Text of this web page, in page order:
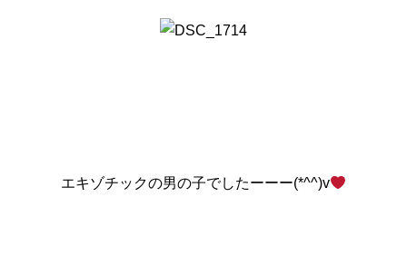
エキゾチックの男の子でしたーーー(*^^)v